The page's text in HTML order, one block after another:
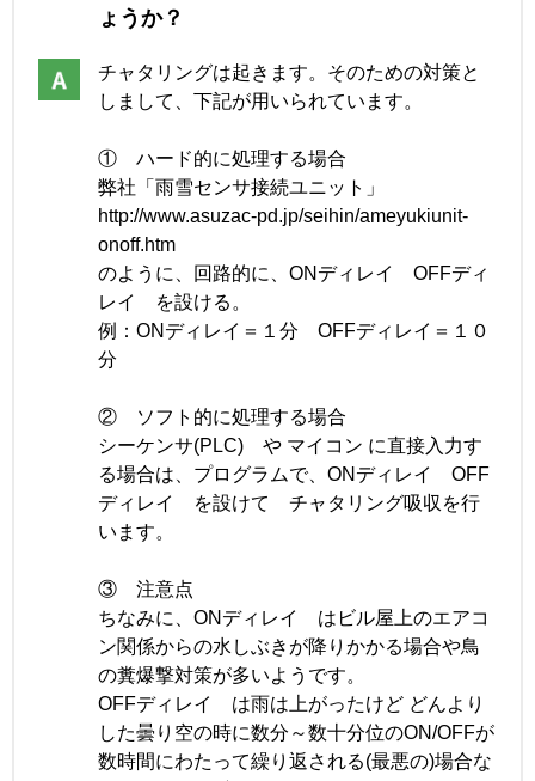
ょうか？
チャタリングは起きます。そのための対策と
しまして、下記が用いられています。
① ハード的に処理する場合
弊社「雨雪センサ接続ユニット」
http://www.asuzac-pd.jp/seihin/ameyukiunit-
onoff.htm
のように、回路的に、ONディレイ OFFディ
レイ を設ける。
例：ONディレイ＝１分 OFFディレイ＝１０
分
② ソフト的に処理する場合
シーケンサ(PLC) や マイコン に直接入力す
る場合は、プログラムで、ONディレイ OFF
ディレイ を設けて チャタリング吸収を行
います。
③ 注意点
ちなみに、ONディレイ はビル屋上のエアコ
ン関係からの水しぶきが降りかかる場合や鳥
の糞爆撃対策が多いようです。
OFFディレイ は雨は上がったけど どんより
した曇り空の時に数分～数十分位のON/OFFが
数時間にわたって繰り返される(最悪の)場合な